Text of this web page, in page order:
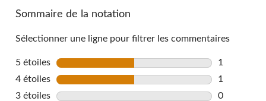
Sommaire de la notation
Sélectionner une ligne pour filtrer les commentaires
5 étoiles étoiles
1
1
4 étoiles étoiles
1
1
3 étoiles étoiles
0